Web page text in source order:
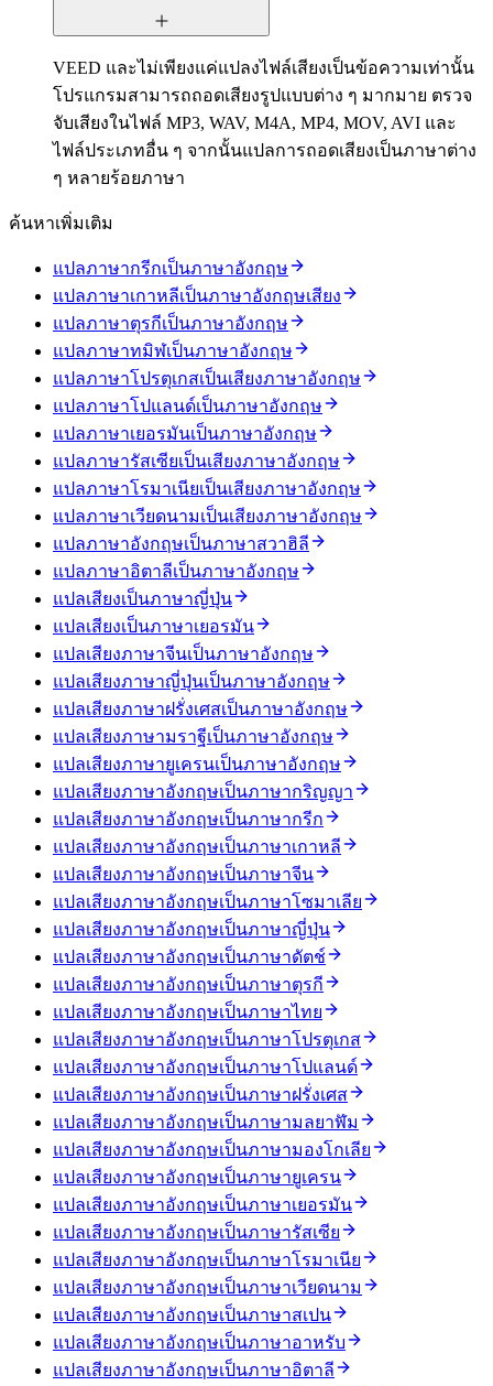
VEED และไม่เพียงแค่แปลงไฟล์เสียงเป็นข้อความเท่านั้น
โปรแกรมสามารถถอดเสียงรูปแบบต่าง ๆ มากมาย ตรวจ
จับเสียงในไฟล์ MP3, WAV, M4A, MP4, MOV, AVI และ
ไฟล์ประเภทอื่น ๆ จากนั้นแปลการถอดเสียงเป็นภาษาต่าง
ๆ หลายร้อยภาษา
ค้นหาเพิ่มเติม
แปลภาษากรีกเป็นภาษาอังกฤษ
แปลภาษาเกาหลีเป็นภาษาอังกฤษเสียง
แปลภาษาตุรกีเป็นภาษาอังกฤษ
แปลภาษาทมิฬเป็นภาษาอังกฤษ
แปลภาษาโปรตุเกสเป็นเสียงภาษาอังกฤษ
แปลภาษาโปแลนด์เป็นภาษาอังกฤษ
แปลภาษาเยอรมันเป็นภาษาอังกฤษ
แปลภาษารัสเซียเป็นเสียงภาษาอังกฤษ
แปลภาษาโรมาเนียเป็นเสียงภาษาอังกฤษ
แปลภาษาเวียดนามเป็นเสียงภาษาอังกฤษ
แปลภาษาอังกฤษเป็นภาษาสวาฮิลี
แปลภาษาอิตาลีเป็นภาษาอังกฤษ
แปลเสียงเป็นภาษาญี่ปุ่น
แปลเสียงเป็นภาษาเยอรมัน
แปลเสียงภาษาจีนเป็นภาษาอังกฤษ
แปลเสียงภาษาญี่ปุ่นเป็นภาษาอังกฤษ
แปลเสียงภาษาฝรั่งเศสเป็นภาษาอังกฤษ
แปลเสียงภาษามราฐีเป็นภาษาอังกฤษ
แปลเสียงภาษายูเครนเป็นภาษาอังกฤษ
แปลเสียงภาษาอังกฤษเป็นภาษากริญญา
แปลเสียงภาษาอังกฤษเป็นภาษากรีก
แปลเสียงภาษาอังกฤษเป็นภาษาเกาหลี
แปลเสียงภาษาอังกฤษเป็นภาษาจีน
แปลเสียงภาษาอังกฤษเป็นภาษาโซมาเลีย
แปลเสียงภาษาอังกฤษเป็นภาษาญี่ปุ่น
แปลเสียงภาษาอังกฤษเป็นภาษาดัตช์
แปลเสียงภาษาอังกฤษเป็นภาษาตุรกี
แปลเสียงภาษาอังกฤษเป็นภาษาไทย
แปลเสียงภาษาอังกฤษเป็นภาษาโปรตุเกส
แปลเสียงภาษาอังกฤษเป็นภาษาโปแลนด์
แปลเสียงภาษาอังกฤษเป็นภาษาฝรั่งเศส
แปลเสียงภาษาอังกฤษเป็นภาษามลยาฬัม
แปลเสียงภาษาอังกฤษเป็นภาษามองโกเลีย
แปลเสียงภาษาอังกฤษเป็นภาษายูเครน
แปลเสียงภาษาอังกฤษเป็นภาษาเยอรมัน
แปลเสียงภาษาอังกฤษเป็นภาษารัสเซีย
แปลเสียงภาษาอังกฤษเป็นภาษาโรมาเนีย
แปลเสียงภาษาอังกฤษเป็นภาษาเวียดนาม
แปลเสียงภาษาอังกฤษเป็นภาษาสเปน
แปลเสียงภาษาอังกฤษเป็นภาษาอาหรับ
แปลเสียงภาษาอังกฤษเป็นภาษาอิตาลี